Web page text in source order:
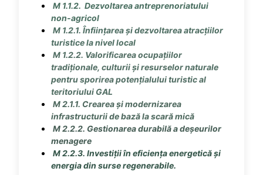
M 1.1.2. Dezvoltarea antreprenoriatului
non-agricol
M 1.2.1. Înființarea și dezvoltarea atracțiilor
turistice la nivel local
M 1.2.2. Valorificarea ocupațiilor
tradiționale, culturii și resurselor naturale
pentru sporirea potențialului turistic al
teritoriului GAL
M 2.1.1. Crearea și modernizarea
infrastructurii de bază la scară mică
M 2.2.2. Gestionarea durabilă a deșeurilor
menagere
M 2.2.3. Investiții în eficiența energetică și
energia din surse regenerabile.